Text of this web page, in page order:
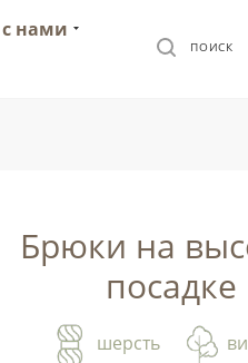
ПОИСК
с нами
Брюки на
посадке
шерсть